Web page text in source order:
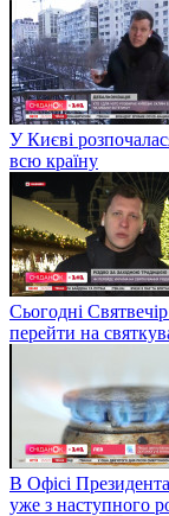
У Києві
всю країну
Сьогодні
перейти на
В Офісі
уже з наступного